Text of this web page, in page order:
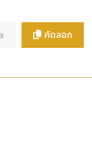
หลายอย่างมั่นคง โ
น ไปจนถึงการกำกั
คัดลอก